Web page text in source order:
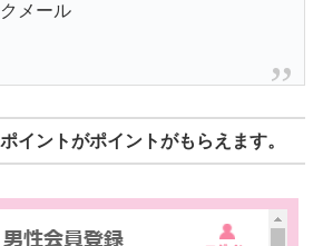
メール
イントがポイントがもらえます。